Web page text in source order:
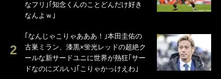
なフリ｣｢知念くんのことどんだけ好き
なんよｗ｣
｢なんじゃこりゃあああ！｣本田圭佑の
古巣ミラン、漆黒×蛍光レッドの超絶ク
ールな新サードユニに世界が熱狂｢サー
ドなのにズルい｣｢こりゃかっけえわ｣